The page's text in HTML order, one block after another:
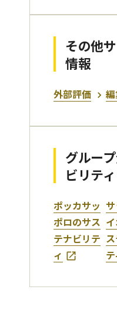
その他
情報
外部評価
グルー
ビリティ
ポッカサッ
ポロのサス
テナビリテ
ィ
テ